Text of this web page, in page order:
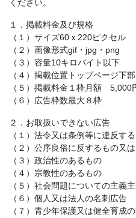
ください。
１．掲載料金及び規格
（１）サイズ60ｘ220ピクセル
（２）画像形式gif・jpg・png
（３）容量10キロバイト以下
（４）掲載位置トップページ下部
（５）掲載料金１枠月額 5,000
（６）広告枠数最大８枠
２．お取扱いできない広告
（１）法令又は条例等に違反す
（２）公序良俗に反するもの又
（３）政治性のあるもの
（４）宗教性のあるもの
（５）社会問題についての主義
（６）個人又は法人の名刺広告
（７）青少年保護又は健全育成